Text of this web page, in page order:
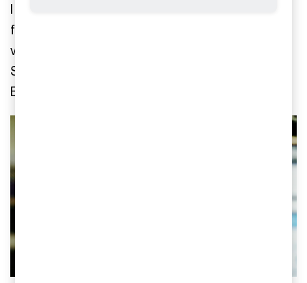
I februari 2020 presenterades affären där Iver
förvärvade Britt. Iver är ett av Nordens snabbast
växande IT-tjänsteleverantörer med verksamhet i
Sverige och Norge med över 1 000 medarbetare.
Bolaget ägs av EQT.